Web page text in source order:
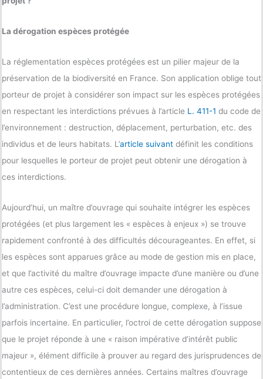
La dérogation espèces protégée
La réglementation espèces protégées est un pilier majeur de la
préservation de la biodiversité en France. Son application oblige tout
porteur de projet à considérer son impact sur les espèces protégées
en respectant les interdictions prévues à l’article L. 411-1 du code de
l’environnement : destruction, déplacement, perturbation, etc. des
individus et de leurs habitats. L’article suivant définit les conditions
pour lesquelles le porteur de projet peut obtenir une dérogation à
ces interdictions.
Aujourd’hui, un maître d’ouvrage qui souhaite intégrer les espèces
protégées (et plus largement les « espèces à enjeux ») se trouve
rapidement confronté à des difficultés décourageantes. En effet, si
les espèces sont apparues grâce au mode de gestion mis en place,
et que l’activité du maître d’ouvrage impacte d’une manière ou d’une
autre ces espèces, celui-ci doit demander une dérogation à
l’administration. C’est une procédure longue, complexe, à l’issue
parfois incertaine. En particulier, l’octroi de cette dérogation suppose
que le projet réponde à une « raison impérative d’intérêt public
majeur », élément difficile à prouver au regard des jurisprudences de
contentieux de ces dernières années. Certains maîtres d’ouvrage